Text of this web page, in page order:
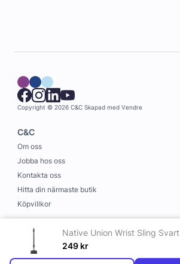
Native Union Wrist Sling Svart
249 kr
Copyright © 2026 C&C Skapad med Vendre
C&C
Om oss
Jobba hos oss
Kontakta oss
Hitta din närmaste butik
Köpvillkor
Information
Leverans och betalning
Cookies